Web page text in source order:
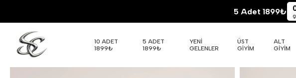
5 Adet 1899₺
10 ADET
1899₺
5 ADET
1899₺
YENİ
GELENLER
ÜST
GİYİM
ALT
GİYİM